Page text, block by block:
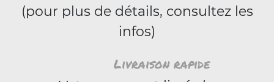
(pour plus de détails, consultez les
infos)
Livraison rapide